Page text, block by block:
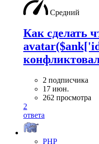
Средний
Как сделать
2 подписчика
17 июн.
262 просмотра
2
ответа
PHP